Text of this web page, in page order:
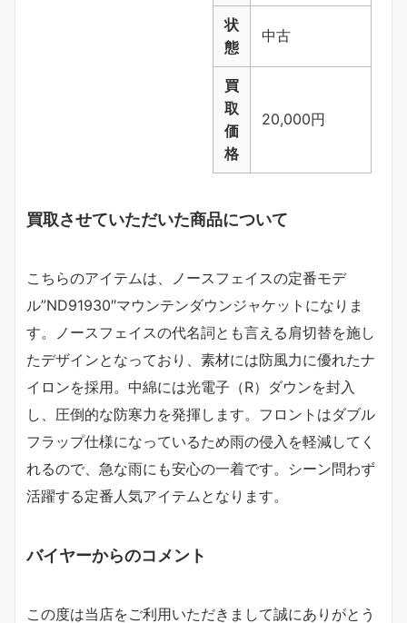
状
態
中古
買
取
価
格
20,000円
買取させていただいた商品について
こちらのアイテムは、ノースフェイスの定番モデ
ル”ND91930″マウンテンダウンジャケットになりま
す。ノースフェイスの代名詞とも言える肩切替を施し
たデザインとなっており、素材には防風力に優れたナ
イロンを採用。中綿には光電子（R）ダウンを封入
し、圧倒的な防寒力を発揮します。フロントはダブル
フラップ仕様になっているため雨の侵入を軽減してく
れるので、急な雨にも安心の一着です。シーン問わず
活躍する定番人気アイテムとなります。
バイヤーからのコメント
この度は当店をご利用いただきまして誠にありがとう